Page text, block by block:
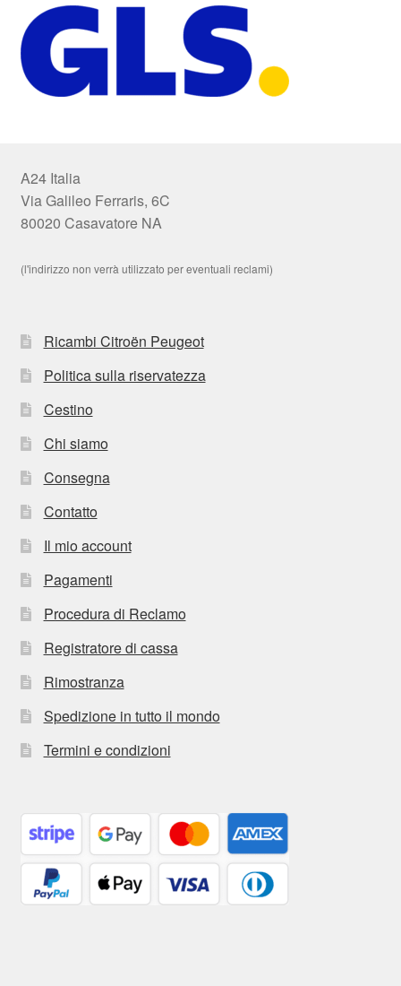
A24 Italia
Via Galileo Ferraris, 6C
80020 Casavatore NA
(l'indirizzo non verrà utilizzato per eventuali reclami)
Ricambi Citroën Peugeot
Politica sulla riservatezza
Cestino
Chi siamo
Consegna
Contatto
Il mio account
Pagamenti
Procedura di Reclamo
Registratore di cassa
Rimostranza
Spedizione in tutto il mondo
Termini e condizioni